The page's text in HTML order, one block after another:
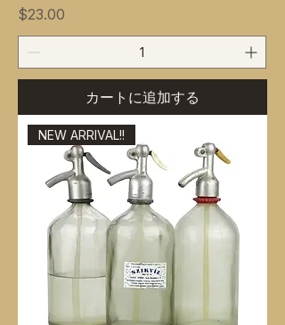
価格
$23.00
カートに追加する
NEW ARRIVAL!!